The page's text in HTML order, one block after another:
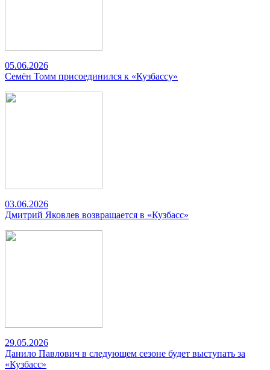
05.06.2026
Семён Томм присоединился к «Кузбассу»
03.06.2026
Дмитрий Яковлев возвращается в «Кузбасс»
29.05.2026
Данило Павлович в следующем сезоне будет выступать за
«Кузбасс»